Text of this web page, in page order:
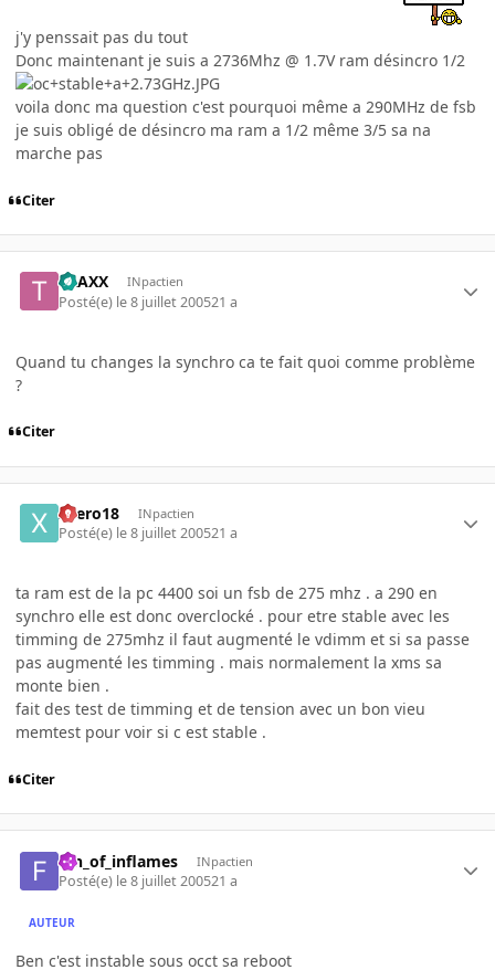
j'y penssait pas du tout
Donc maintenant je suis a 2736Mhz @ 1.7V ram désincro 1/2
voila donc ma question c'est pourquoi même a 290MHz de fsb
je suis obligé de désincro ma ram a 1/2 même 3/5 sa na
marche pas
Citer
TRAXX INpactien
Posté(e) le 8 juillet 200521 a
Quand tu changes la synchro ca te fait quoi comme problème
?
Citer
xaero18 INpactien
Posté(e) le 8 juillet 200521 a
ta ram est de la pc 4400 soi un fsb de 275 mhz . a 290 en
synchro elle est donc overclocké . pour etre stable avec les
timming de 275mhz il faut augmenté le vdimm et si sa passe
pas augmenté les timming . mais normalement la xms sa
monte bien .
fait des test de timming et de tension avec un bon vieu
memtest pour voir si c est stable .
Citer
fan_of_inflames INpactien
Posté(e) le 8 juillet 200521 a
AUTEUR
Ben c'est instable sous occt sa reboot